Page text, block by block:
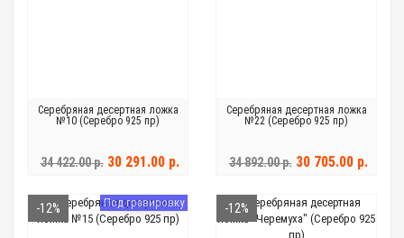
Серебряная десертная ложка
№10 (Серебро 925 пр)
34 422.00 р. 30 291.00 р.
Серебряная десертная ложка
№22 (Серебро 925 пр)
34 892.00 р. 30 705.00 р.
Под гравировку
-12% -12%